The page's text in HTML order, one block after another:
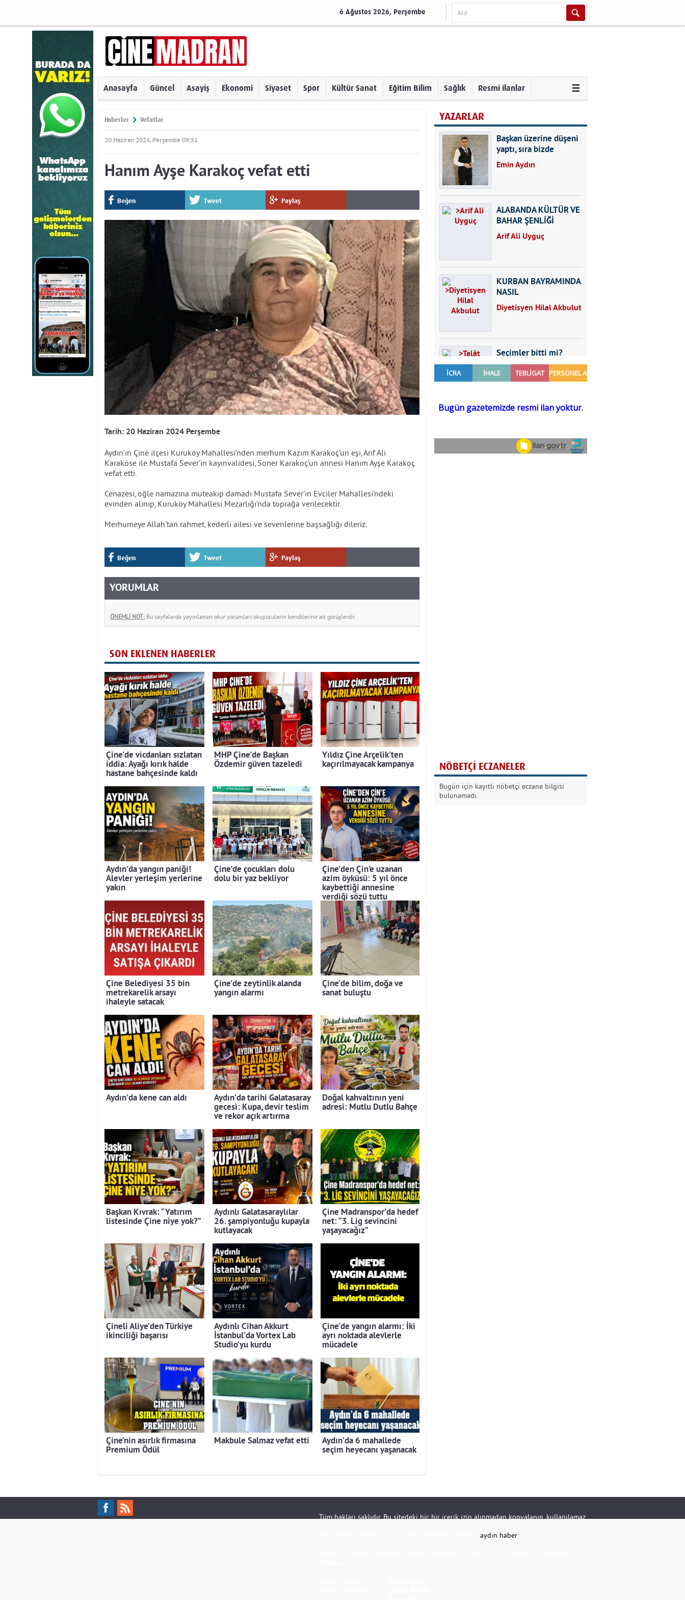
6 Ağustos 2026, Perşembe
Anasayfa Güncel Asayiş Ekonomi Siyaset Spor Kültür Sanat Eğitim Bilim Sağlık Resmi ilanlar
Haberler Vefatlar
20 Haziran 2024, Perşembe 09:51
Hanım Ayşe Karakoç vefat etti
Beğen Tweet Paylaş
Tarih: 20 Haziran 2024 Perşembe
Aydın’ın Çine ilçesi Kuruköy Mahallesi’nden merhum Kazım Karakoç’un eşi, Arif Ali
Karaköse ile Mustafa Sever’in kayınvalidesi, Soner Karakoç’un annesi Hanım Ayşe Karakoç
vefat etti.
Cenazesi, öğle namazına müteakip damadı Mustafa Sever’in Evciler Mahallesi’ndeki
evinden alınıp, Kuruköy Mahallesi Mezarlığı’nda toprağa verilecektir.
Merhumeye Allah’tan rahmet, kederli ailesi ve sevenlerine başsağlığı dileriz.
Beğen Tweet Paylaş
YORUMLAR
ÖNEMLİ NOT: Bu sayfalarda yayınlanan okur yorumları okuyucuların kendilerine ait görüşlerdir.
SON EKLENEN HABERLER
Çine'de vicdanları sızlatan
iddia: Ayağı kırık halde
hastane bahçesinde kaldı
MHP Çine'de Başkan
Özdemir güven tazeledi
Yıldız Çine Arçelik'ten
kaçırılmayacak kampanya
Aydın'da yangın paniği!
Alevler yerleşim yerlerine
yakın
Çine'de çocukları dolu
dolu bir yaz bekliyor
Çine'den Çin'e uzanan
azim öyküsü: 5 yıl önce
kaybettiği annesine
verdiği sözü tuttu
Çine Belediyesi 35 bin
metrekarelik arsayı
ihaleyle satacak
Çine'de zeytinlik alanda
yangın alarmı
Çine’de bilim, doğa ve
sanat buluştu
Aydın'da kene can aldı
Aydın’da tarihi Galatasaray
gecesi: Kupa, devir teslim
ve rekor açık artırma
Doğal kahvaltının yeni
adresi: Mutlu Dutlu Bahçe
Başkan Kıvrak: “Yatırım
listesinde Çine niye yok?”
Aydınlı Galatasaraylılar
26. şampiyonluğu kupayla
kutlayacak
Çine Madranspor’da hedef
net: “3. Lig sevincini
yaşayacağız”
Çineli Aliye’den Türkiye
ikinciliği başarısı
Aydınlı Cihan Akkurt
İstanbul’da Vortex Lab
Studio’yu kurdu
Çine'de yangın alarmı: İki
ayrı noktada alevlerle
mücadele
Çine’nin asırlık firmasına
Premium Ödül
Makbule Salmaz vefat etti
Aydın’da 6 mahallede
seçim heyecanı yaşanacak
YAZARLAR
Başkan üzerine düşeni
yaptı, sıra bizde
Emin Aydın
ALABANDA KÜLTÜR VE
BAHAR ŞENLİĞİ
Arif Ali Uyguç
KURBAN BAYRAMINDA
NASIL
BESLENMELİYİZ?
Diyetisyen Hilal Akbulut
Seçimler bitti mi?
Talât Yörük
Sezgin MADRAN
Kurban Bayramında
Dikkat!
NÖBETÇİ ECZANELER
Bugün için kayıtlı nöbetçi eczane bilgisi
bulunamadı.
Tüm hakları saklıdır. Bu sitedeki hiç bir içerik izin alınmadan kopyalanıp, kullanılamaz.
aydın haber